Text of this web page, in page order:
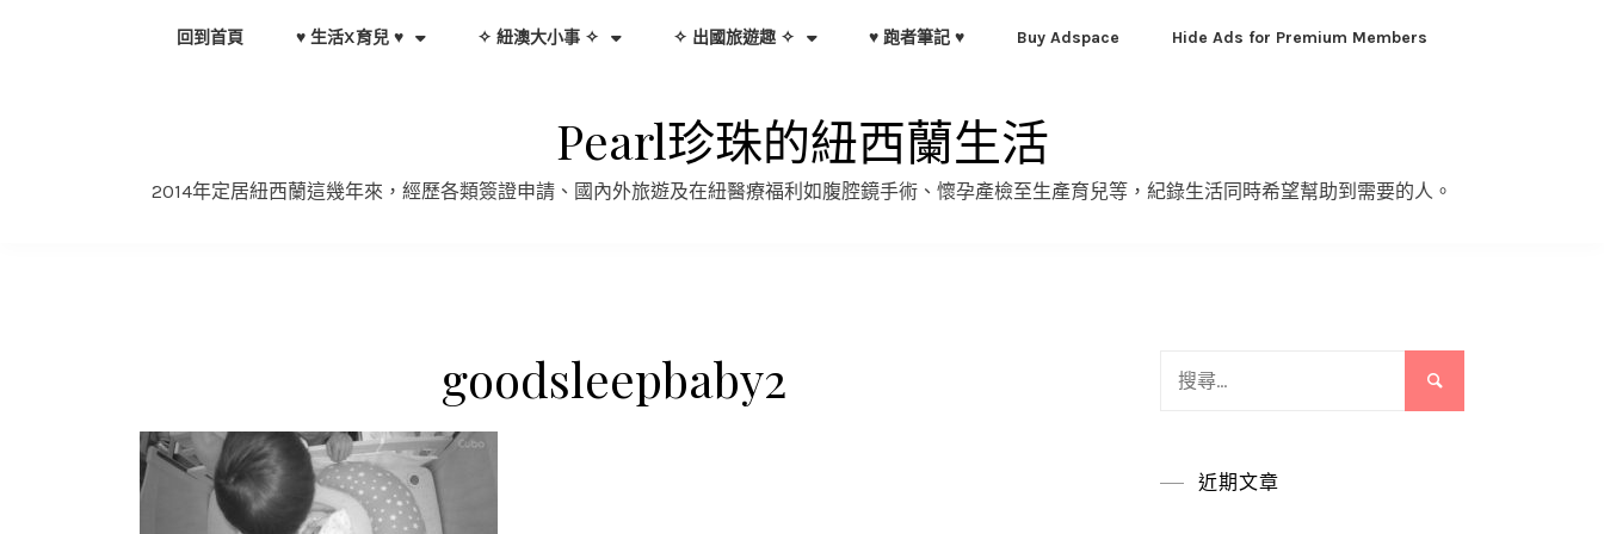
回到首頁 ♥ 生活X育兒 ♥ ✧ 紐澳大小事 ✧ ✧ 出國旅遊趣 ✧ ♥ 跑者筆記 ♥ Buy Adspace Hide Ads for Premium Members
Pearl珍珠的紐西蘭生活
2014年定居紐西蘭這幾年來，經歷各類簽證申請、國內外旅遊及在紐醫療福利如腹腔鏡手術、懷孕產檢至生產育兒等，紀錄生活同時希望幫助到需要的人。
goodsleepbaby2
近期文章